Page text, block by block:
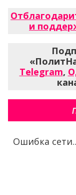
и
Telegram,
Ошибка